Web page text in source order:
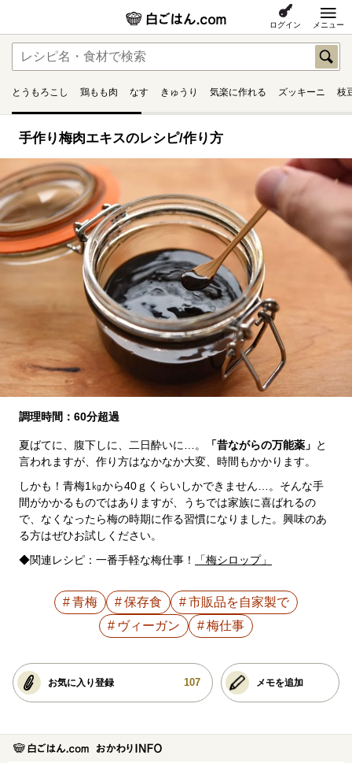
ログイン メニュー
とうもろこし 鶏もも肉 なす きゅうり 気楽に作れる ズッキーニ 枝
手作り梅肉エキスのレシピ/作り方
調理時間：60分超過
夏ばてに、腹下しに、二日酔いに…。 「昔ながらの万能薬」 と
言われますが、作り方はなかなか大変、時間もかかります。
しかも！青梅1㎏から40ｇくらいしかできません…。そんな手
間がかかるものではありますが、うちでは家族に喜ばれるの
で、なくなったら梅の時期に作る習慣になりました。興味のあ
る方はぜひお試しください。
◆関連レシピ：一番手軽な梅仕事！
「梅シロップ」
青梅 保存食
市販品を自家製で
ヴィーガン
梅仕事
お気に入り登録 107 メモを追加